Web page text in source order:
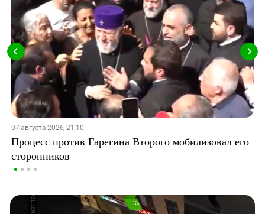
07 августа 2026, 21:10
Процесс против Гарегина Второго мобилизовал его
сторонников